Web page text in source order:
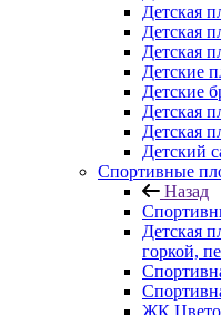
Детская
Детская
Детская
Детские
Детские
Детская
Детская
Детский
Спортивные
Назад
Детская
горкой,
ЖК